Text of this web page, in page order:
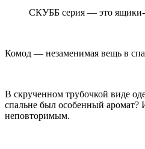
СКУББ серия — это ящики-
Комод — незаменимая вещь в
В скрученном трубочкой виде
спальне был особенный
неповторимым.